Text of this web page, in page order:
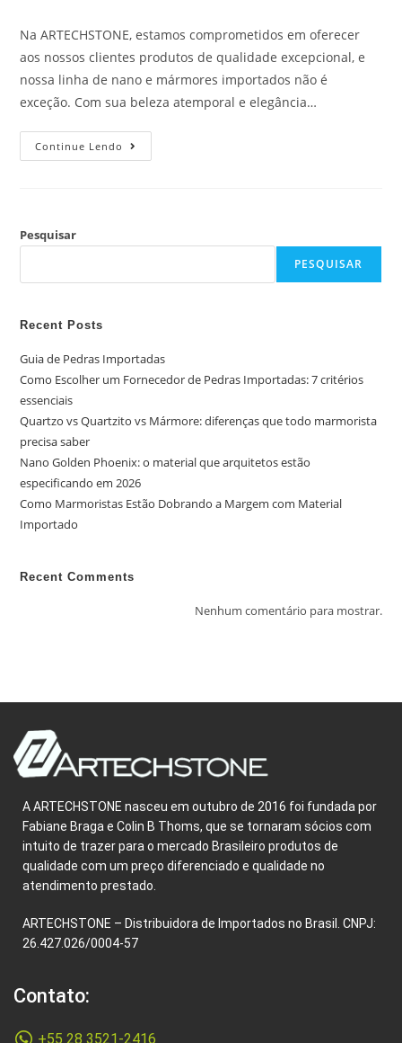
Na ARTECHSTONE, estamos comprometidos em oferecer
aos nossos clientes produtos de qualidade excepcional, e
nossa linha de nano e mármores importados não é
exceção. Com sua beleza atemporal e elegância…
Continue Lendo
Pesquisar
PESQUISAR
Recent Posts
Guia de Pedras Importadas
Como Escolher um Fornecedor de Pedras Importadas: 7 critérios
essenciais
Quartzo vs Quartzito vs Mármore: diferenças que todo marmorista
precisa saber
Nano Golden Phoenix: o material que arquitetos estão
especificando em 2026
Como Marmoristas Estão Dobrando a Margem com Material
Importado
Recent Comments
Nenhum comentário para mostrar.
A ARTECHSTONE nasceu em outubro de 2016 foi fundada por
Fabiane Braga e Colin B Thoms, que se tornaram sócios com
intuito de trazer para o mercado Brasileiro produtos de
qualidade com um preço diferenciado e qualidade no
atendimento prestado.
ARTECHSTONE – Distribuidora de Importados no Brasil. CNPJ:
26.427.026/0004-57
Contato:
+55 28 3521-2416